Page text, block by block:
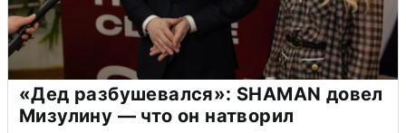
«Дед разбушевался»: SHAMAN довел
Мизулину — что он натворил